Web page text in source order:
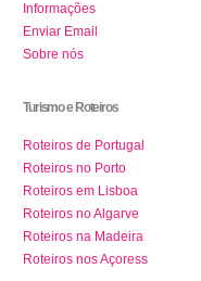
Informações
Enviar Email
Sobre nós
Turismo e Roteiros
Roteiros de Portugal
Roteiros no Porto
Roteiros em Lisboa
Roteiros no Algarve
Roteiros na Madeira
Roteiros nos Açoress